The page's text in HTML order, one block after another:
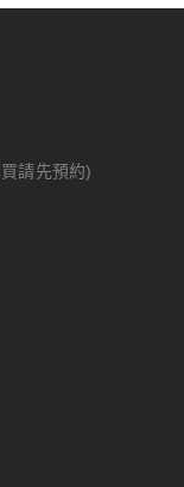
請先預約)